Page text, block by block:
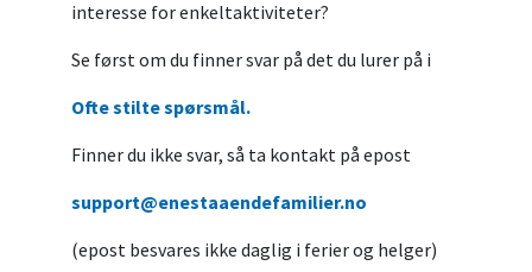
interesse for enkeltaktiviteter?
Se først om du finner svar på det du lurer på i
Ofte stilte spørsmål.
Finner du ikke svar, så ta kontakt på epost
support@enestaaendefamilier.no
(epost besvares ikke daglig i ferier og helger)